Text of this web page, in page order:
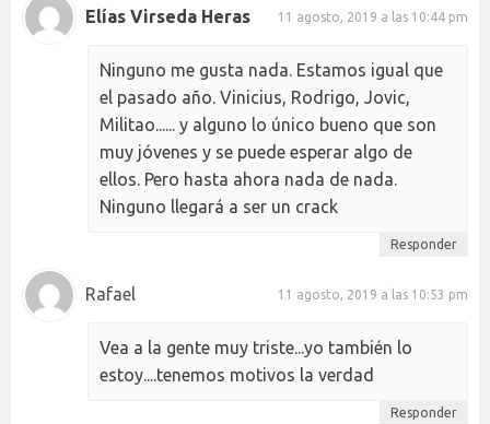
Elías Virseda Heras 11 agosto, 2019 a las 10:44 pm
Ninguno me gusta nada. Estamos igual que
el pasado año. Vinicius, Rodrigo, Jovic,
Militao...... y alguno lo único bueno que son
muy jóvenes y se puede esperar algo de
ellos. Pero hasta ahora nada de nada.
Ninguno llegará a ser un crack
Responder
Rafael 11 agosto, 2019 a las 10:53 pm
Vea a la gente muy triste...yo también lo
estoy....tenemos motivos la verdad
Responder